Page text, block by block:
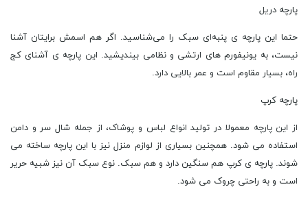
پارچه دریل
حتما این پارچه ‌ی پنبه‌ای سبک را می‌شناسید. اگر هم اسمش برایتان آشنا
نیست، به یونیفورم‌ های ارتشی و نظامی بیندیشید. این پارچه ‌ی آشنای کج
راه، بسیار مقاوم است و عمر بالایی دارد.
پارچه کرپ
از این پارچه معمولا در تولید انواع لباس و پوشاک، از جمله شال سر و دامن
استفاده می‌ شود. همچنین بسیاری از لوازم منزل نیز با این پارچه ساخته می
‌شوند. پارچه ‌ی کرپ هم سنگین دارد و هم سبک. نوع سبک آن نیز شبیه حریر
است و به راحتی چروک می ‌شود.